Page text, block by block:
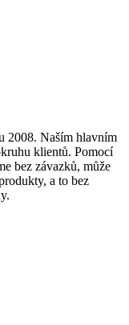
2008. Naším hlavním
klientů. Pomocí
bez závazků, může
a to bez